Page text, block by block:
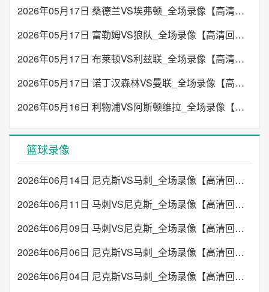
2026年05月17日 桑德兰VS埃弗顿_全场录像【高清回放】
2026年05月17日 富勒姆VS狼队_全场录像【高清回放】
2026年05月17日 布莱顿VS利兹联_全场录像【高清回放】
2026年05月17日 诺丁汉森林VS曼联_全场录像【高清回放】
2026年05月16日 利物浦VS阿斯顿维拉_全场录像【高清回放】
篮球录像
2026年06月14日 尼克斯VS马刺_全场录像【高清回放】
2026年06月11日 马刺VS尼克斯_全场录像【高清回放】
2026年06月09日 马刺VS尼克斯_全场录像【高清回放】
2026年06月06日 尼克斯VS马刺_全场录像【高清回放】
2026年06月04日 尼克斯VS马刺_全场录像【高清回放】